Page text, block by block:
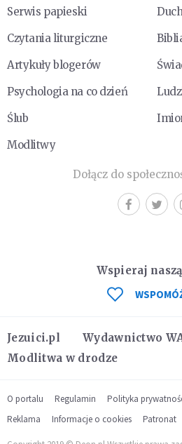
Serwis papieski
Czytania liturgiczne
Artykuły blogerów
Psychologia na co dzień
Ślub
Modlitwy
Dołącz do
Jezuici.pl Wydawnictwo
Modlitwa w drodze
Wspieraj
O portalu Regulamin Polityka
Reklama
Informacje o cookies Patronat